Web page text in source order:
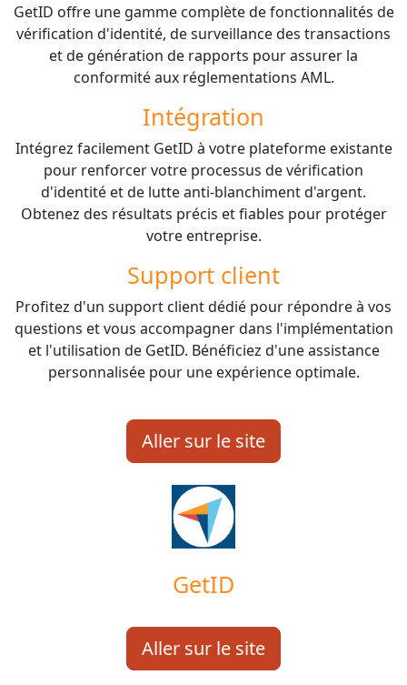
GetID offre une gamme complète de fonctionnalités de
vérification d'identité, de surveillance des transactions
et de génération de rapports pour assurer la
conformité aux réglementations AML.
Intégration
Intégrez facilement GetID à votre plateforme existante
pour renforcer votre processus de vérification
d'identité et de lutte anti-blanchiment d'argent.
Obtenez des résultats précis et fiables pour protéger
votre entreprise.
Support client
Profitez d'un support client dédié pour répondre à vos
questions et vous accompagner dans l'implémentation
et l'utilisation de GetID. Bénéficiez d'une assistance
personnalisée pour une expérience optimale.
Aller sur le site
GetID
Aller sur le site